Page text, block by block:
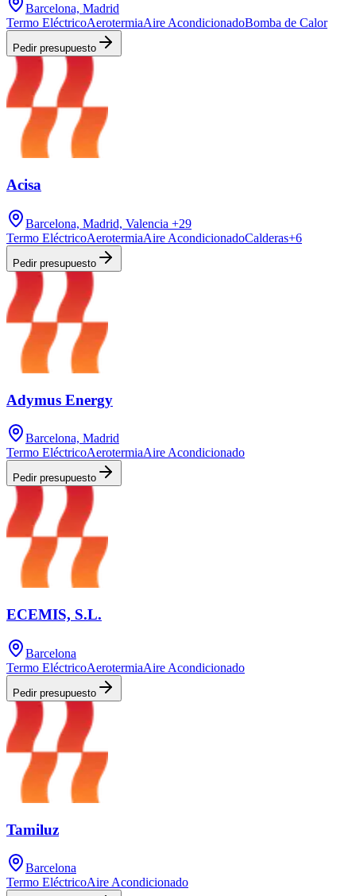
Barcelona, Madrid
Termo EléctricoAerotermiaAire AcondicionadoBomba de Calor
Pedir presupuesto
Acisa
Barcelona, Madrid, Valencia +29
Termo EléctricoAerotermiaAire AcondicionadoCalderas+6
Pedir presupuesto
Adymus Energy
Barcelona, Madrid
Termo EléctricoAerotermiaAire Acondicionado
Pedir presupuesto
ECEMIS, S.L.
Barcelona
Termo EléctricoAerotermiaAire Acondicionado
Pedir presupuesto
Tamiluz
Barcelona
Termo EléctricoAire Acondicionado